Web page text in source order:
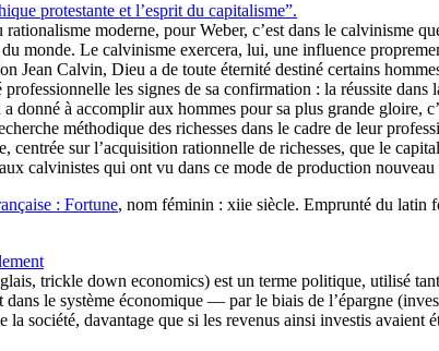
protestante et l’esprit du capitalisme”.
rationalisme moderne, pour Weber, c’est dans le calvinisme
monde. Le calvinisme exercera, lui, une influence
Jean Calvin, Dieu a de toute éternité destiné certains
les signes de sa confirmation : la réussite
donné à accomplir aux hommes pour sa plus grande gloire,
méthodique des richesses dans le cadre de leur
centrée sur l’acquisition rationnelle de richesses, que le
calvinistes qui ont vu dans ce mode de production
: Fortune, nom féminin : xiie siècle. Emprunté du latin
trickle down economics) est un terme politique, utilisé
le système économique — par le biais de l’épargne
la société, davantage que si les revenus ainsi investis